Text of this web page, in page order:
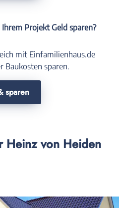
Projekt Geld sparen?
mit Einfamilienhaus.de
Baukosten sparen.
sparen
Heinz von Heiden